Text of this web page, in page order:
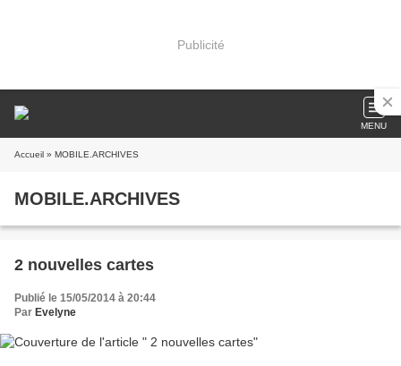
Publicité
MENU
Accueil » MOBILE.ARCHIVES
MOBILE.ARCHIVES
2 nouvelles cartes
Publié le 15/05/2014 à 20:44
Par Evelyne